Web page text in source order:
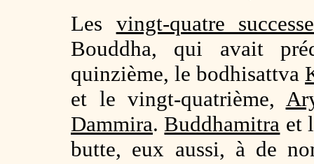
Les vingt-quatre
Bouddha, qui avait
quinzième, le bodhisattva
et le vingt-quatrième,
Dammira. Buddhamitra et
butte, eux aussi, à de